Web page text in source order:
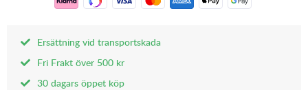
Ersättning vid transportskada
Fri Frakt över 500 kr
30 dagars öppet köp